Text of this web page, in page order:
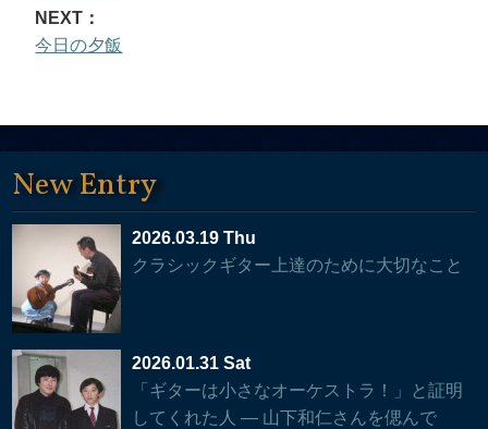
NEXT：
今日の夕飯
New Entry
2026.03.19 Thu
クラシックギター上達のために大切なこと
2026.01.31 Sat
「ギターは小さなオーケストラ！」と証明
してくれた人 — 山下和仁さんを偲んで